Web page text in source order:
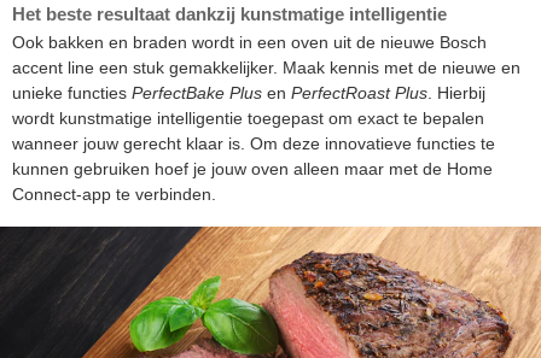
Het beste resultaat dankzij kunstmatige intelligentie
Ook bakken en braden wordt in een oven uit de nieuwe Bosch
accent line een stuk gemakkelijker. Maak kennis met de nieuwe en
unieke functies PerfectBake Plus en PerfectRoast Plus . Hierbij
wordt kunstmatige intelligentie toegepast om exact te bepalen
wanneer jouw gerecht klaar is. Om deze innovatieve functies te
kunnen gebruiken hoef je jouw oven alleen maar met de Home
Connect-app te verbinden.